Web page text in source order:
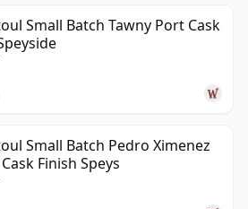
Small Batch Tawny Port Cask
Small Batch Pedro Ximenez
Finish Speys